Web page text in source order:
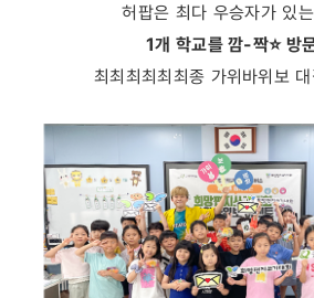
허팝은 최다 우승자가 있
1개 학교를 깜-짝⭐ 방
최최최최최최종 가위바위보